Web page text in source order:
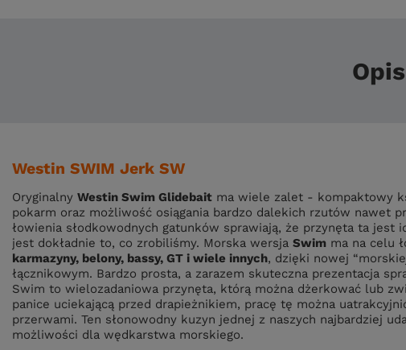
Opis
Westin SWIM Jerk SW
Oryginalny Westin Swim Glidebait ma wiele zalet - kompaktowy
pokarm oraz możliwość osiągania bardzo dalekich rzutów nawet
łowienia słodkowodnych gatunków sprawiają, że przynęta ta
jest dokładnie to, co zrobiliśmy. Morska wersja Swim ma na celu
karmazyny, belony, bassy, GT i wiele innych, dzięki nowej
łącznikowym. Bardzo prosta, a zarazem skuteczna prezentacja
Swim to wielozadaniowa przynęta, którą można dżerkować lub
panice uciekającą przed drapieżnikiem, pracę tę można
przerwami. Ten słonowodny kuzyn jednej z naszych najbardziej
możliwości dla wędkarstwa morskiego.